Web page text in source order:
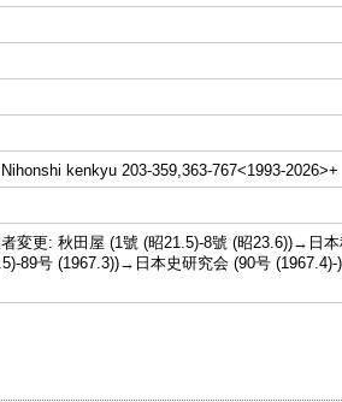
kenkyu 203-359,363-767<1993-2026>+
変更: 秋田屋 (1號 (昭21.5)-8號 (昭23.6))→日
89号 (1967.3))→日本史研究会 (90号